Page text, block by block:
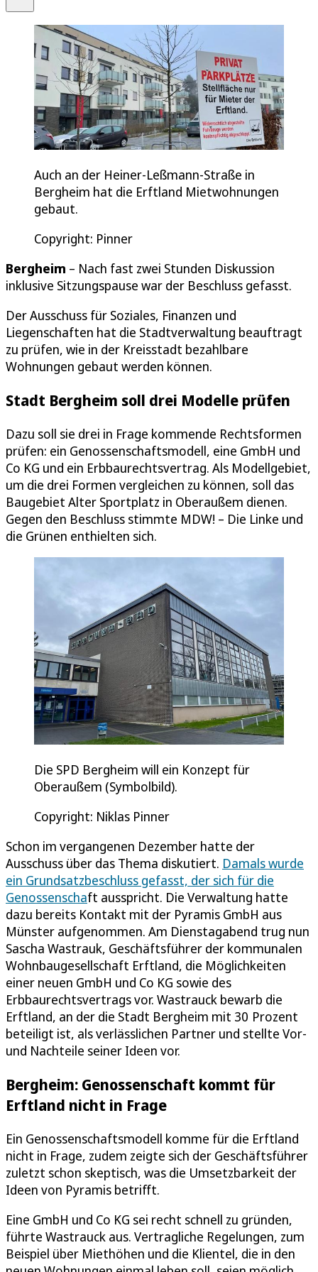
Auch an der Heiner-Leßmann-Straße in
Bergheim hat die Erftland Mietwohnungen
gebaut.
Copyright: Pinner
Bergheim – Nach fast zwei Stunden Diskussion
inklusive Sitzungspause war der Beschluss gefasst.
Der Ausschuss für Soziales, Finanzen und
Liegenschaften hat die Stadtverwaltung beauftragt
zu prüfen, wie in der Kreisstadt bezahlbare
Wohnungen gebaut werden können.
Stadt Bergheim soll drei Modelle prüfen
Dazu soll sie drei in Frage kommende Rechtsformen
prüfen: ein Genossenschaftsmodell, eine GmbH und
Co KG und ein Erbbaurechtsvertrag. Als Modellgebiet,
um die drei Formen vergleichen zu können, soll das
Baugebiet Alter Sportplatz in Oberaußem dienen.
Gegen den Beschluss stimmte MDW! – Die Linke und
die Grünen enthielten sich.
Die SPD Bergheim will ein Konzept für
Oberaußem (Symbolbild).
Copyright: Niklas Pinner
Schon im vergangenen Dezember hatte der
Ausschuss über das Thema diskutiert. Damals wurde
ein Grundsatzbeschluss gefasst, der sich für die
Genossenschaft ausspricht. Die Verwaltung hatte
dazu bereits Kontakt mit der Pyramis GmbH aus
Münster aufgenommen. Am Dienstagabend trug nun
Sascha Wastrauk, Geschäftsführer der kommunalen
Wohnbaugesellschaft Erftland, die Möglichkeiten
einer neuen GmbH und Co KG sowie des
Erbbaurechtsvertrags vor. Wastrauck bewarb die
Erftland, an der die Stadt Bergheim mit 30 Prozent
beteiligt ist, als verlässlichen Partner und stellte Vor-
und Nachteile seiner Ideen vor.
Bergheim: Genossenschaft kommt für
Erftland nicht in Frage
Ein Genossenschaftsmodell komme für die Erftland
nicht in Frage, zudem zeigte sich der Geschäftsführer
zuletzt schon skeptisch, was die Umsetzbarkeit der
Ideen von Pyramis betrifft.
Eine GmbH und Co KG sei recht schnell zu gründen,
führte Wastrauck aus. Vertragliche Regelungen, zum
Beispiel über Miethöhen und die Klientel, die in den